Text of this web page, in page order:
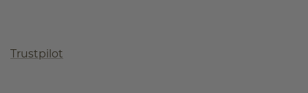
Trustpilot